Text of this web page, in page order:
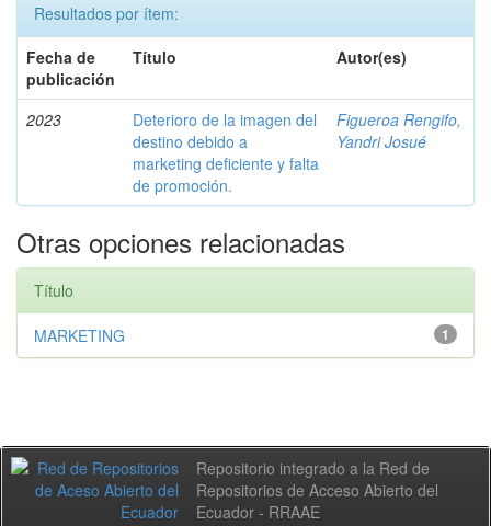
Resultados por ítem:
Fecha de
publicación
Título Autor(es)
2023
Deterioro de la imagen del
destino debido a
marketing deficiente y falta
de promoción.
Figueroa Rengifo,
Yandri Josué
Otras opciones relacionadas
Título
1
MARKETING
Repositorio integrado a la Red de
Repositorios de Acceso Abierto del
Ecuador - RRAAE